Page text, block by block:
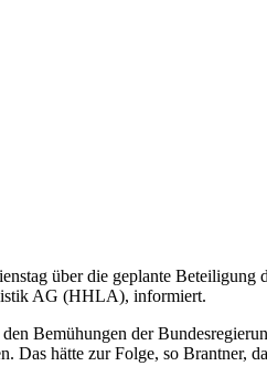
über die geplante Beteiligung
AG (HHLA), informiert.
Bemühungen der
hätte zur Folge, so Brantner,